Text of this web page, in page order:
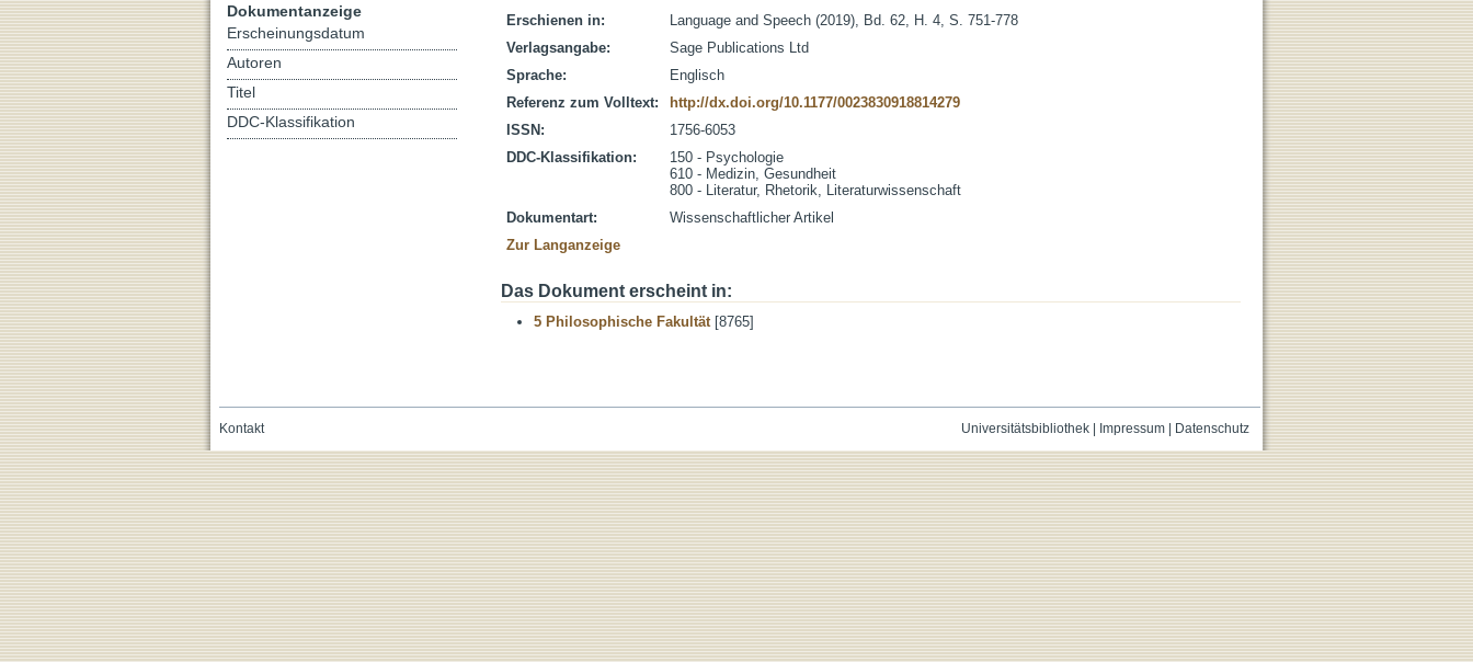
Erschienen in:
Language and Speech (2019), Bd. 62, H. 4, S. 751-778
Verlagsangabe:
Sage Publications Ltd
Sprache:
Englisch
Referenz zum Volltext:
http://dx.doi.org/10.1177/0023830918814279
ISSN:
1756-6053
DDC-Klassifikation:
150 - Psychologie
610 - Medizin, Gesundheit
800 - Literatur, Rhetorik, Literaturwissenschaft
Dokumentart:
Wissenschaftlicher Artikel
Zur Langanzeige
Das Dokument erscheint in:
5 Philosophische Fakultät[8765]
Dokumentanzeige
Erscheinungsdatum
Autoren
Titel
DDC-Klassifikation
Universitätsbibliothek| Impressum| Datenschutz
Kontakt